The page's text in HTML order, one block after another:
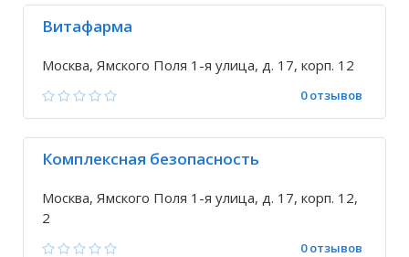
Витафарма
Москва, Ямского Поля 1-я улица, д. 17, корп. 12
0 отзывов
Комплексная безопасность
Москва, Ямского Поля 1-я улица, д. 17, корп. 12,
2
0 отзывов